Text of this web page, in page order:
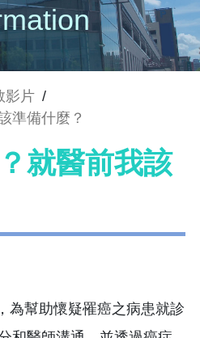
影片 /
準備什麼？
就醫前我該
為幫助懷疑罹癌之病患就診